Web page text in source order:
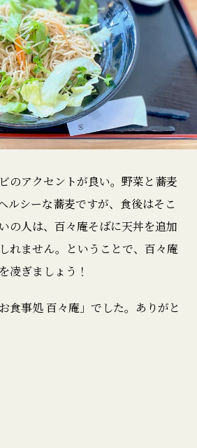
のアクセントが良い。野菜と蕎麦
ルシーな蕎麦ですが、食後はそこ
の人は、百々庵そばに天丼を追加
れません。ということで、百々庵
凌ぎましょう！
食事処 百々庵」でした。ありがと